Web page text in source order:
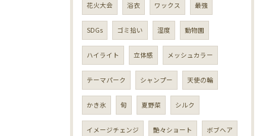
花火大会 浴衣 ワックス 最強
SDGs ゴミ拾い 湿度 動物園
ハイライト 立体感 メッシュカラー
テーマパーク シャンプー 天使の輪
かき氷 旬 夏野菜 シルク
イメージチェンジ 艶々ショート ボブヘア